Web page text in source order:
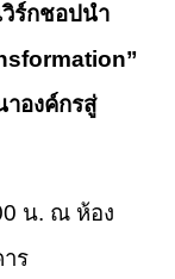
ร์กชอปนำ
องค์กรสู่
น. ณ ห้อง
ร